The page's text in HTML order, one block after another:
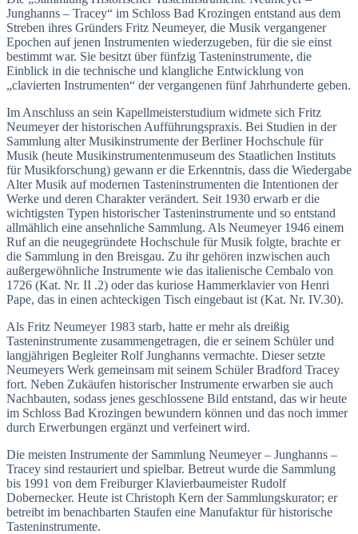
Junghanns – Tracey“ im Schloss Bad Krozingen entstand aus dem
Streben ihres Gründers Fritz Neumeyer, die Musik vergangener
Epochen auf jenen Instrumenten wiederzugeben, für die sie einst
bestimmt war. Sie besitzt über fünfzig Tasteninstrumente, die
Einblick in die technische und klangliche Entwicklung von
„clavierten Instrumenten“ der vergangenen fünf Jahrhunderte geben.
Im Anschluss an sein Kapellmeisterstudium widmete sich Fritz
Neumeyer der historischen Aufführungspraxis. Bei Studien in der
Sammlung alter Musikinstrumente der Berliner Hochschule für
Musik (heute Musikinstrumentenmuseum des Staatlichen Instituts
für Musikforschung) gewann er die Erkenntnis, dass die Wiedergabe
Alter Musik auf modernen Tasteninstrumenten die Intentionen der
Werke und deren Charakter verändert. Seit 1930 erwarb er die
wichtigsten Typen historischer Tasteninstrumente und so entstand
allmählich eine ansehnliche Sammlung. Als Neumeyer 1946 einem
Ruf an die neugegründete Hochschule für Musik folgte, brachte er
die Sammlung in den Breisgau. Zu ihr gehören inzwischen auch
außergewöhnliche Instrumente wie das italienische Cembalo von
1726 (Kat. Nr. II .2) oder das kuriose Hammerklavier von Henri
Pape, das in einen achteckigen Tisch eingebaut ist (Kat. Nr. IV.30).
Als Fritz Neumeyer 1983 starb, hatte er mehr als dreißig
Tasteninstrumente zusammengetragen, die er seinem Schüler und
langjährigen Begleiter Rolf Junghanns vermachte. Dieser setzte
Neumeyers Werk gemeinsam mit seinem Schüler Bradford Tracey
fort. Neben Zukäufen historischer Instrumente erwarben sie auch
Nachbauten, sodass jenes geschlossene Bild entstand, das wir heute
im Schloss Bad Krozingen bewundern können und das noch immer
durch Erwerbungen ergänzt und verfeinert wird.
Die meisten Instrumente der Sammlung Neumeyer – Junghanns –
Tracey sind restauriert und spielbar. Betreut wurde die Sammlung
bis 1991 von dem Freiburger Klavierbaumeister Rudolf
Dobernecker. Heute ist Christoph Kern der Sammlungskurator; er
betreibt im benachbarten Staufen eine Manufaktur für historische
Tasteninstrumente.